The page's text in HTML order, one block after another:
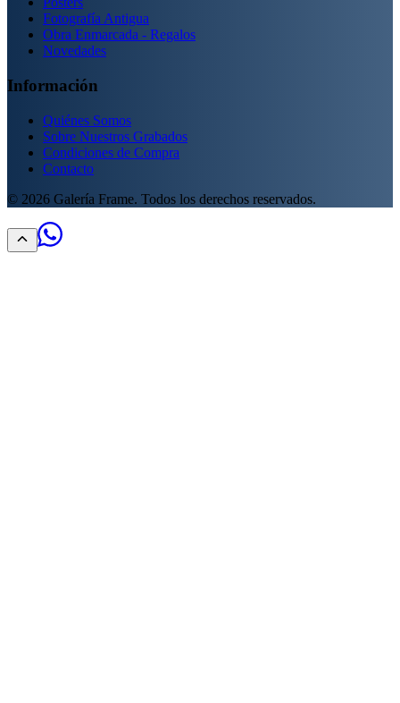
Fotografía Antigua
Obra Enmarcada - Regalos
Novedades
Información
Quiénes Somos
Sobre Nuestros Grabados
Condiciones de Compra
Contacto
© 2026 Galería Frame. Todos los derechos reservados.